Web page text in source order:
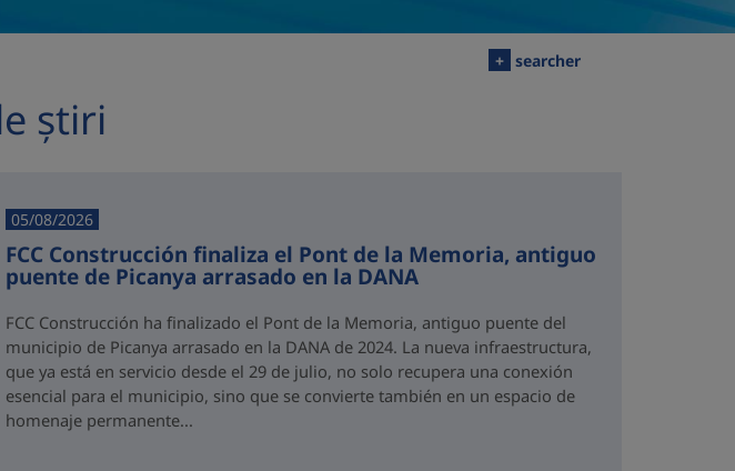
+ searcher
știri
05/08/2026
FCC Construcción finaliza el Pont de la Memoria, antiguo
puente de Picanya arrasado en la DANA
FCC Construcción ha finalizado el Pont de la Memoria, antiguo puente del
municipio de Picanya arrasado en la DANA de 2024. La nueva infraestructura,
que ya está en servicio desde el 29 de julio, no solo recupera una conexión
esencial para el municipio, sino que se convierte también en un espacio de
homenaje permanente...